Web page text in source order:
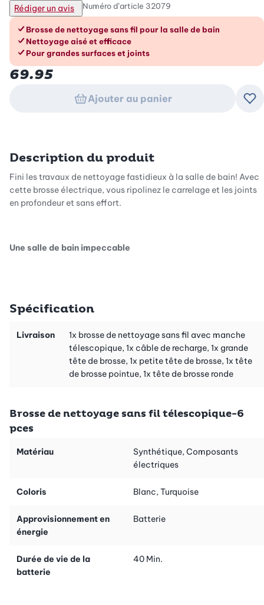
Rédiger un avis Numéro d’article 32079
Les avantages en un coup d’œil
Brosse de nettoyage sans fil pour la salle de bain
Nettoyage aisé et efficace
Pour grandes surfaces et joints
69.95
Ajouter au panier
Description du produit
Fini les travaux de nettoyage fastidieux à la salle de bain! Avec
cette brosse électrique, vous ripolinez le carrelage et les joints
en profondeur et sans effort.
Une salle de bain impeccable
éliminent la saleté en profondeur. Suivant la surface nettoyée,
La brosse élimine efficacement les restes de tartre, les taches
d’eau et les salissures dans les joints. L’appareil peut être utilisé
sur les surfaces suivantes:
Céramique vitrifiée (p.ex. lavabo et baignoires)
Vous pouvez ainsi travailler sans problème en hauteur et
atteignez les coins sans vous fatiguer ni prendre de risques.
Travail sans câble
Spécification
Livraison
1x brosse de nettoyage sans fil avec manche
télescopique, 1x câble de recharge, 1x grande
tête de brosse, 1x petite tête de brosse, 1x tête
de brosse pointue, 1x tête de brosse ronde
Brosse de nettoyage sans fil télescopique-6
pces
Matériau
Synthétique, Composants
électriques
Coloris Blanc, Turquoise
Approvisionnement en
énergie
Batterie
Durée de vie de la
batterie
40 Min.